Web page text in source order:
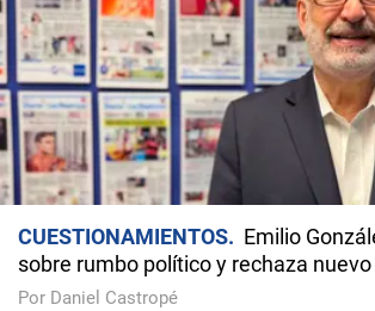
CUESTIONAMIENTOS
Emilio
sobre rumbo político y rechaza
Por Daniel Castropé